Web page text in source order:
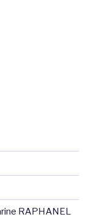
RAPHANEL